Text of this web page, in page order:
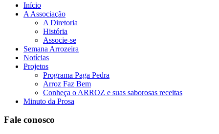
Início
A Associação
A Diretoria
História
Associe-se
Semana Arrozeira
Notícias
Projetos
Programa Paga Pedra
Arroz Faz Bem
Conheça o ARROZ e suas saborosas receitas
Minuto da Prosa
Fale conosco